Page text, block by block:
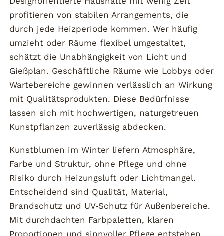
profitieren von stabilen Arrangements, die
durch jede Heizperiode kommen. Wer häufig
umzieht oder Räume flexibel umgestaltet,
schätzt die Unabhängigkeit von Licht und
Gießplan. Geschäftliche Räume wie Lobbys oder
Wartebereiche gewinnen verlässlich an Wirkung
mit Qualitätsprodukten. Diese Bedürfnisse
lassen sich mit hochwertigen, naturgetreuen
Kunstpflanzen zuverlässig abdecken.
Kunstblumen im Winter liefern Atmosphäre,
Farbe und Struktur, ohne Pflege und ohne
Risiko durch Heizungsluft oder Lichtmangel.
Entscheidend sind Qualität, Material,
Brandschutz und UV‑Schutz für Außenbereiche.
Mit durchdachten Farbpaletten, klaren
Proportionen und sinnvoller Pflege entstehen